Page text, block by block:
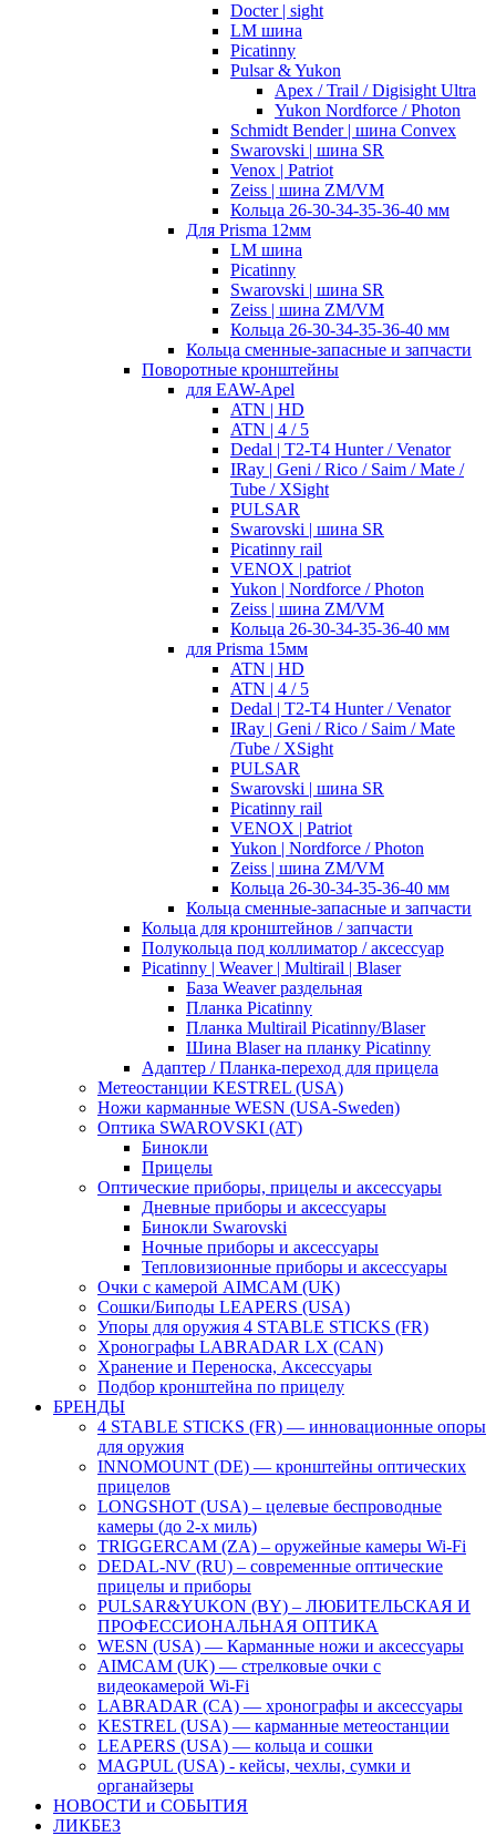
Docter | sight
LM шина
Picatinny
Pulsar & Yukon
Apex / Trail / Digisight Ultra
Yukon Nordforce / Photon
Schmidt Bender | шина Convex
Swarovski | шина SR
Venox | Patriot
Zeiss | шина ZM/VM
Кольца 26-30-34-35-36-40 мм
Для Prisma 12мм
LM шина
Picatinny
Swarovski | шина SR
Zeiss | шина ZM/VM
Кольца 26-30-34-35-36-40 мм
Кольца сменные-запасные и запчасти
Поворотные кронштейны
для EAW-Apel
ATN | HD
ATN | 4 / 5
Dedal | T2-T4 Hunter / Venator
IRay | Geni / Rico / Saim / Mate /
Tube / XSight
PULSAR
Swarovski | шина SR
Picatinny rail
VENOX | patriot
Yukon | Nordforce / Photon
Zeiss | шина ZM/VM
Кольца 26-30-34-35-36-40 мм
для Prisma 15мм
ATN | HD
ATN | 4 / 5
Dedal | T2-T4 Hunter / Venator
IRay | Geni / Rico / Saim / Mate
/Tube / XSight
PULSAR
Swarovski | шина SR
Picatinny rail
VENOX | Patriot
Yukon | Nordforce / Photon
Zeiss | шина ZM/VM
Кольца 26-30-34-35-36-40 мм
Кольца сменные-запасные и запчасти
Кольца для кронштейнов / запчасти
Полукольца под коллиматор / аксессуар
Picatinny | Weaver | Multirail | Blaser
База Weaver раздельная
Планка Picatinny
Планка Multirail Picatinny/Blaser
Шина Blaser на планку Picatinny
Адаптер / Планка-переход для прицела
Метеостанции KESTREL (USA)
Ножи карманные WESN (USA-Sweden)
Оптика SWAROVSKI (AT)
Бинокли
Прицелы
Оптические приборы, прицелы и аксессуары
Дневные приборы и аксессуары
Бинокли Swarovski
Ночные приборы и аксессуары
Тепловизионные приборы и аксессуары
Очки с камерой AIMCAM (UK)
Сошки/Биподы LEAPERS (USA)
Упоры для оружия 4 STABLE STICKS (FR)
Хронографы LABRADAR LX (CAN)
Хранение и Переноска, Аксессуары
Подбор кронштейна по прицелу
БРЕНДЫ
4 STABLE STICKS (FR) — инновационные опоры
для оружия
INNOMOUNT (DE) — кронштейны оптических
прицелов
LONGSHOT (USA) – целевые беспроводные
камеры (до 2-х миль)
TRIGGERCAM (ZA) – оружейные камеры Wi-Fi
DEDAL-NV (RU) – современные оптические
прицелы и приборы
PULSAR&YUKON (BY) – ЛЮБИТЕЛЬСКАЯ И
ПРОФЕССИОНАЛЬНАЯ ОПТИКА
WESN (USA) — Карманные ножи и аксессуары
AIMCAM (UK) — стрелковые очки с
видеокамерой Wi-Fi
LABRADAR (CA) — хронографы и аксессуары
KESTREL (USA) — карманные метеостанции
LEAPERS (USA) — кольца и сошки
MAGPUL (USA) - кейсы, чехлы, сумки и
органайзеры
НОВОСТИ и СОБЫТИЯ
ЛИКБЕЗ